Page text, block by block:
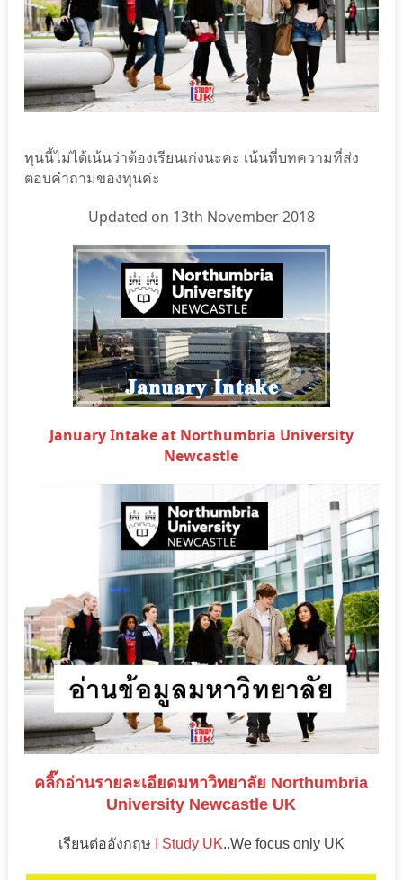
ทุนนี้ไม่ได้เน้นว่าต้องเรียนเก่งนะคะ เน้นที่บทความที่ส่ง
ตอบคำถามของทุนค่ะ
Updated on 13th November 2018
January Intake at Northumbria University
Newcastle
คลิ๊กอ่านรายละเอียดมหาวิทยาลัย Northumbria
University Newcastle UK
เรียนต่ออังกฤษ I Study UK..We focus only UK